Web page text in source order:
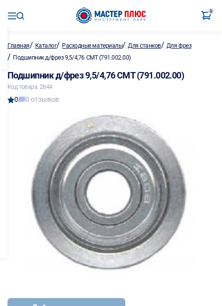
0
Главная/ Каталог/ Расходные материалы/Для станков/ Для фрез
/ Подшипник д/фрез 9,5/4,76 CMT (791.002.00)
Подшипник д/фрез 9,5/4,76 CMT (791.002.00)
Код товара: 2844
0 0 отзывов